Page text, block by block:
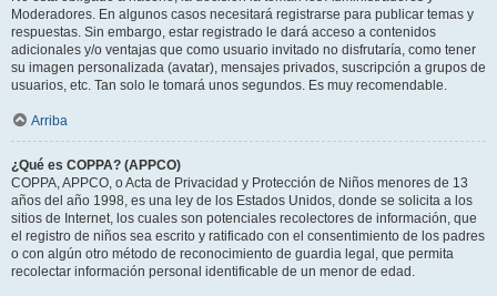
Moderadores. En algunos casos necesitará registrarse para publicar temas y
respuestas. Sin embargo, estar registrado le dará acceso a contenidos
adicionales y/o ventajas que como usuario invitado no disfrutaría, como tener
su imagen personalizada (avatar), mensajes privados, suscripción a grupos de
usuarios, etc. Tan solo le tomará unos segundos. Es muy recomendable.
Arriba
¿Qué es COPPA? (APPCO)
COPPA, APPCO, o Acta de Privacidad y Protección de Niños menores de 13
años del año 1998, es una ley de los Estados Unidos, donde se solicita a los
sitios de Internet, los cuales son potenciales recolectores de información, que
el registro de niños sea escrito y ratificado con el consentimiento de los padres
o con algún otro método de reconocimiento de guardia legal, que permita
recolectar información personal identificable de un menor de edad.